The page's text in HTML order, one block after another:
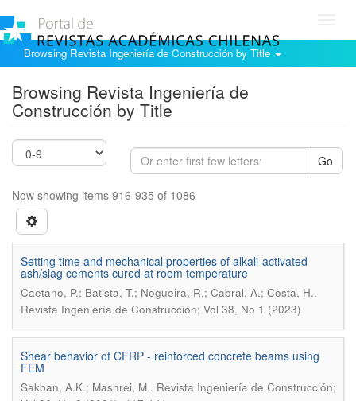
Browsing Revista Ingeniería de Construcción by Title
Browsing Revista Ingeniería de
Construcción by Title
Go
Now showing items 916-935 of 1086
Setting time and mechanical properties of alkali-activated
ash/slag cements cured at room temperature
Caetano, P.; Batista, T.; Nogueira, R.; Cabral, A.; Costa, H..
Revista Ingeniería de Construcción; Vol 38, No 1 (2023)
Shear behavior of CFRP - reinforced concrete beams using
FEM
Sakban, A.K.; Mashrei, M.. Revista Ingeniería de Construcción;